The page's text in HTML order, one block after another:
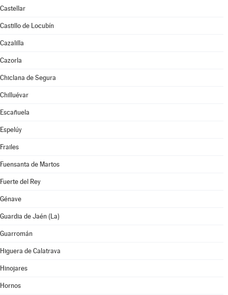
Castellar
Castillo de Locubín
Cazalilla
Cazorla
Chiclana de Segura
Chilluévar
Escañuela
Espelúy
Frailes
Fuensanta de Martos
Fuerte del Rey
Génave
Guardia de Jaén (La)
Guarromán
Higuera de Calatrava
Hinojares
Hornos